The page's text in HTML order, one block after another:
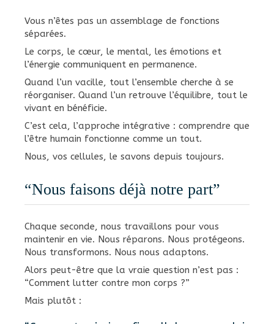
Vous n’êtes pas un assemblage de fonctions
séparées.
Le corps, le cœur, le mental, les émotions et
l’énergie communiquent en permanence.
Quand l’un vacille, tout l’ensemble cherche à se
réorganiser. Quand l’un retrouve l’équilibre, tout le
vivant en bénéficie.
C’est cela, l’approche intégrative : comprendre que
l’être humain fonctionne comme un tout.
Nous, vos cellules, le savons depuis toujours.
“Nous faisons déjà notre part”
Chaque seconde, nous travaillons pour vous
maintenir en vie. Nous réparons. Nous protégeons.
Nous transformons. Nous nous adaptons.
Alors peut-être que la vraie question n’est pas :
“Comment lutter contre mon corps ?”
Mais plutôt :